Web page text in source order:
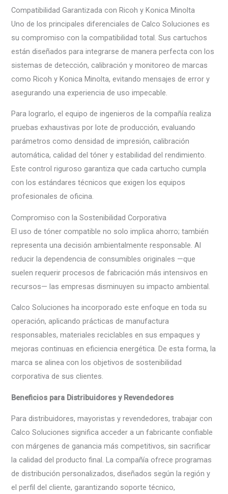
Compatibilidad Garantizada con Ricoh y Konica Minolta
Uno de los principales diferenciales de Calco Soluciones es
su compromiso con la compatibilidad total. Sus cartuchos
están diseñados para integrarse de manera perfecta con los
sistemas de detección, calibración y monitoreo de marcas
como Ricoh y Konica Minolta, evitando mensajes de error y
asegurando una experiencia de uso impecable.
Para lograrlo, el equipo de ingenieros de la compañía realiza
pruebas exhaustivas por lote de producción, evaluando
parámetros como densidad de impresión, calibración
automática, calidad del tóner y estabilidad del rendimiento.
Este control riguroso garantiza que cada cartucho cumpla
con los estándares técnicos que exigen los equipos
profesionales de oficina.
Compromiso con la Sostenibilidad Corporativa
El uso de tóner compatible no solo implica ahorro; también
representa una decisión ambientalmente responsable. Al
reducir la dependencia de consumibles originales —que
suelen requerir procesos de fabricación más intensivos en
recursos— las empresas disminuyen su impacto ambiental.
Calco Soluciones ha incorporado este enfoque en toda su
operación, aplicando prácticas de manufactura
responsables, materiales reciclables en sus empaques y
mejoras continuas en eficiencia energética. De esta forma, la
marca se alinea con los objetivos de sostenibilidad
corporativa de sus clientes.
Beneficios para Distribuidores y Revendedores
Para distribuidores, mayoristas y revendedores, trabajar con
Calco Soluciones significa acceder a un fabricante confiable
con márgenes de ganancia más competitivos, sin sacrificar
la calidad del producto final. La compañía ofrece programas
de distribución personalizados, diseñados según la región y
el perfil del cliente, garantizando soporte técnico,